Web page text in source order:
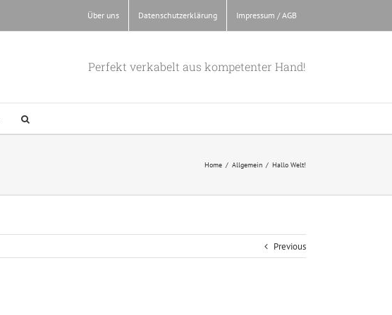
Über uns Datenschutzerklärung Impressum / AGB
Perfekt verkabelt aus kompetenter Hand!
Home / Allgemein / Hallo Welt!
Previous